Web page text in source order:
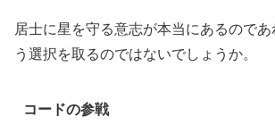
居士に星を守る意志が本当にあるので
う選択を取るのではないでしょうか。
コードの参戦